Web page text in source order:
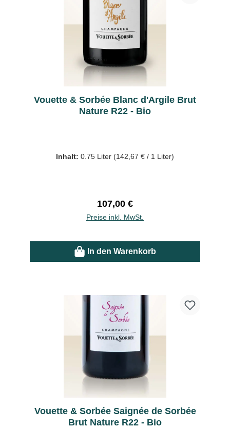
Vouette & Sorbée Blanc d'Argile Brut
Nature R22 - Bio
Inhalt: 0.75 Liter (142,67 € / 1 Liter)
Regulärer Preis:
107,00 €
Preise inkl. MwSt.
In den Warenkorb
Vouette & Sorbée Saignée de Sorbée
Brut Nature R22 - Bio